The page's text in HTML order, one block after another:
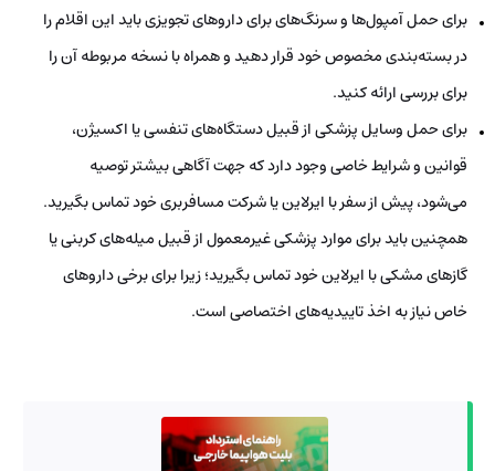
برای حمل آمپول‌ها و سرنگ‌های برای داروهای تجویزی باید این اقلام را
در بسته‌بندی مخصوص خود قرار دهید و همراه با نسخه مربوطه آن را
برای بررسی ارائه کنید.
برای حمل وسایل پزشکی از قبیل دستگاه‌های تنفسی یا اکسیژن،
قوانین و شرایط خاصی وجود دارد که جهت آگاهی بیشتر توصیه
می‌شود، پیش از سفر با ایرلاین یا شرکت مسافربری خود تماس بگیرید.
همچنین باید برای موارد پزشکی غیرمعمول از قبیل میله‌های کربنی یا
گازهای مشکی با ایرلاین خود تماس بگیرید؛ زیرا برای برخی داروهای
خاص نیاز به اخذ تاییدیه‌های اختصاصی است.